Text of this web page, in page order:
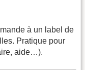
à un label de
Pratique pour
aide…).